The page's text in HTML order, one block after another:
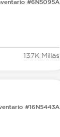
#6N5095A
137K Millas
#16N5443A